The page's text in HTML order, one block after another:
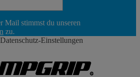
Mail stimmst du unseren
zu.
Datenschutz-Einstellungen